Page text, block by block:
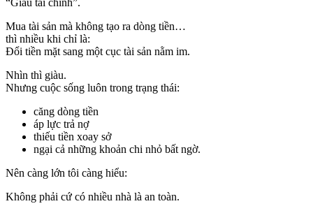
Mua tài sản mà không tạo ra dòng tiền…
thì nhiều khi chỉ là:
Đổi tiền mặt sang một cục tài sản nằm im.
Nhìn thì giàu.
Nhưng cuộc sống luôn trong trạng thái:
căng dòng tiền
áp lực trả nợ
thiếu tiền xoay sở
ngại cả những khoản chi nhỏ bất ngờ.
Nên càng lớn tôi càng hiểu:
Không phải cứ có nhiều nhà là an toàn.